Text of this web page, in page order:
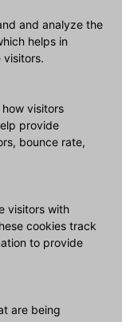
and analyze the
helps in
visitors
provide
bounce rate,
visitors with
cookies track
to provide
are being